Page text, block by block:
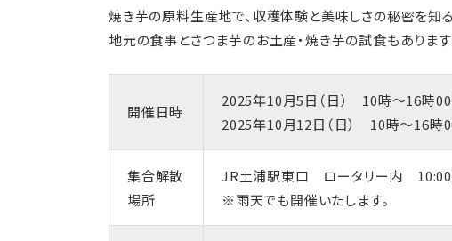
焼き芋の原料生産地で、収穫体験と美味しさの秘密を知
地元の食事とさつま芋のお土産・焼き芋の試食もありま
開催日時
2025年10月5日（日） 10時〜16時
2025年10月12日（日） 10時〜16時
集合解散
場所
JR土浦駅東口 ロータリー内 10:00出
※雨天でも開催いたします。